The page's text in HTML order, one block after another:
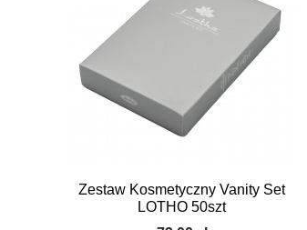
Zestaw Kosmetyczny Vanity Set
LOTHO 50szt
Szybki podgląd